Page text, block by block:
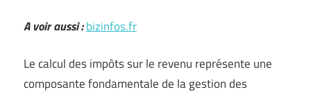
A voir aussi :bizinfos.fr
Le calcul des impôts sur le revenu représente une
composante fondamentale de la gestion des